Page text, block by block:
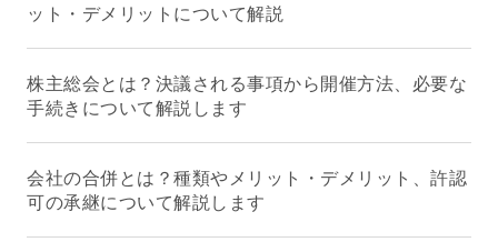
ット・デメリットについて解説
株主総会とは？決議される事項から開催方法、必要な
手続きについて解説します
会社の合併とは？種類やメリット・デメリット、許認
可の承継について解説します